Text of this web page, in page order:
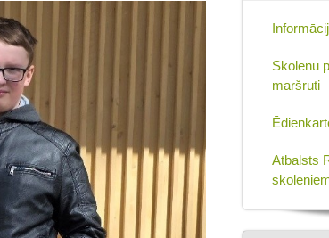
Skolēnu
maršruti
Atbalsts